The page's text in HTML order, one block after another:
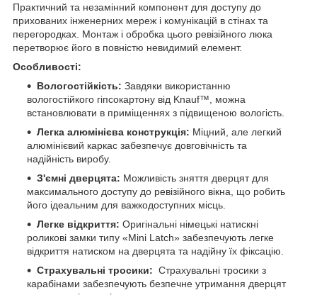
Практичний та незамінний компонент для доступу до
прихованих інженерних мереж і комунікацій в стінах та
перегородках. Монтаж і обробка цього ревізійного люка
перетворює його в повністю невидимий елемент.
Особливості:
Вологостійкість: Завдяки використанню
вологостійкого гіпсокартону від Knauf™, можна
встановлювати в приміщеннях з підвищеною вологість.
Легка алюмінієва конструкція: Міцний, але легкий
алюмінієвий каркас забезпечує довговічність та
надійність виробу.
З'ємні дверцята: Можливість зняття дверцят для
максимального доступу до ревізійного вікна, що робить
його ідеальним для важкодоступних місць.
Легке відкриття: Оригінальні німецькі натискні
роликові замки типу «Mini Latch» забезпечують легке
відкриття натиском на дверцята та надійну їх фіксацію.
Страхувальні тросики: Страхувальні тросики з
карабінами забезпечують безпечне утримання дверцят